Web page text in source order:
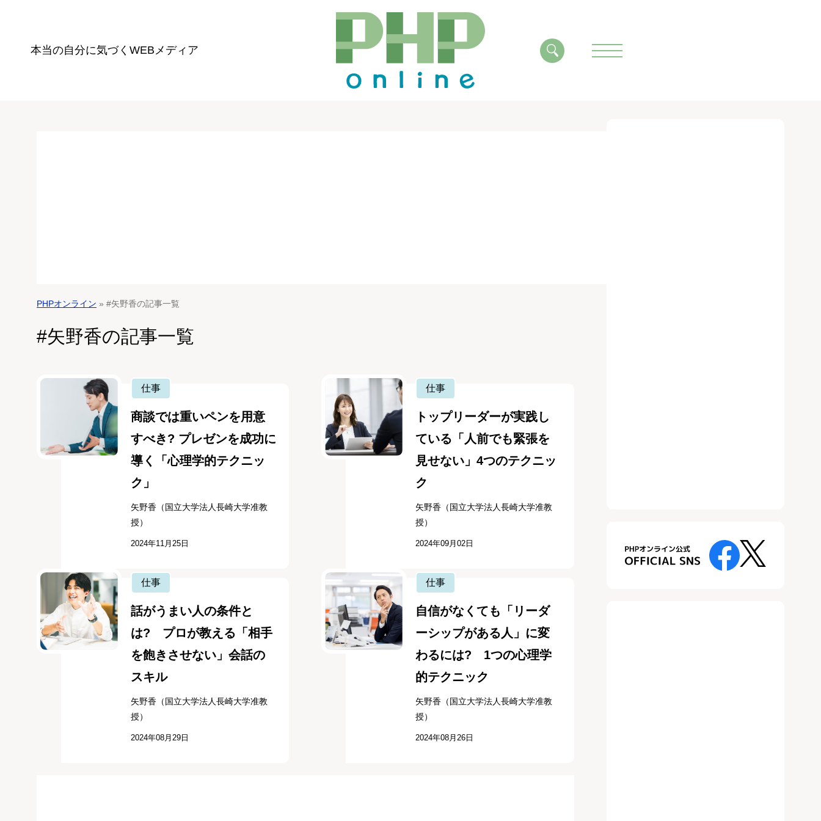
本当の自分に気づく WEBメディア
PHPオンライン » #矢野香の記事一覧
#矢野香の記事一覧
仕事
商談では重いペンを用意
すべき? プレゼンを成功に
導く「心理学的テクニッ
ク」
矢野香（国立大学法人長崎大学准教
授）
2024年11月25日
仕事
トップリーダーが実践し
ている「人前でも緊張を
見せない」4つのテクニッ
ク
矢野香（国立大学法人長崎大学准教
授）
2024年09月02日
仕事
話がうまい人の条件と
は? プロが教える「相手
を飽きさせない」会話の
スキル
矢野香（国立大学法人長崎大学准教
授）
2024年08月29日
仕事
自信がなくても「リーダ
ーシップがある人」に変
わるには? 1つの心理学
的テクニック
矢野香（国立大学法人長崎大学准教
授）
2024年08月26日